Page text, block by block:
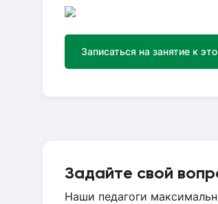
Записаться на занятие к
Задайте свой
Наши педагоги